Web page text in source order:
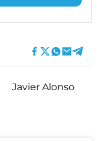
Javier Alonso